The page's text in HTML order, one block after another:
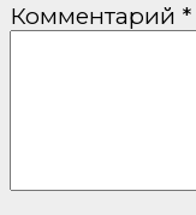
Комментарий *